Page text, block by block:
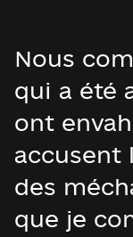
Nous
qui a été
ont
accusent
des
que je